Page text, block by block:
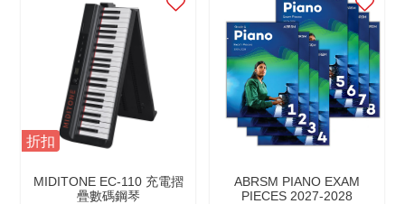
折扣
MIDITONE EC-110 充電摺
疊數碼鋼琴
ABRSM PIANO EXAM
PIECES 2027-2028